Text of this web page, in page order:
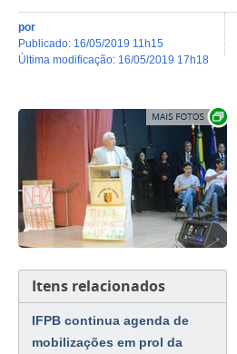
por
publicado: 16/05/2019 11h15
última modificação: 16/05/2019 17h18
Itens relacionados
IFPB continua agenda de
mobilizações em prol da